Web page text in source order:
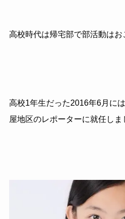
高校時代は帰宅部で部活動はお
高校1年生だった2016年6月に
屋地区のレポーターに就任しま